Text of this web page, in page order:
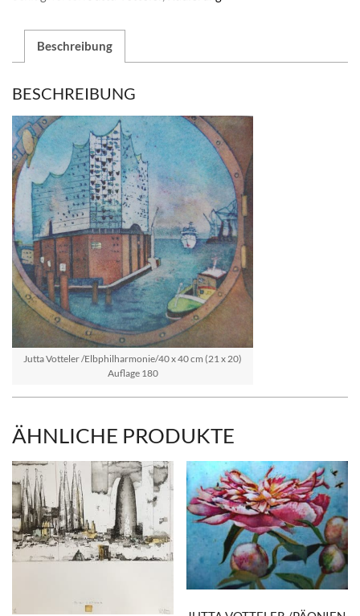
Beschreibung
BESCHREIBUNG
Jutta Votteler /Elbphilharmonie/40 x 40 cm (21 x 20)
Auflage 180
ÄHNLICHE PRODUKTE